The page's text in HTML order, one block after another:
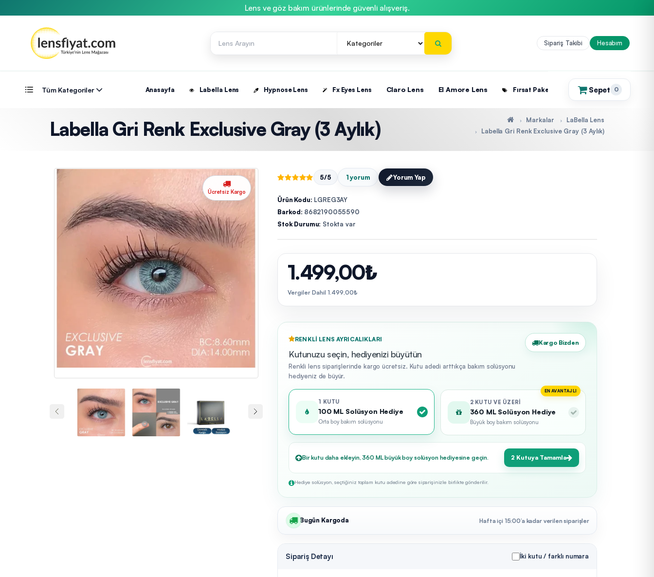
Lens ve göz bakım ürünlerinde güvenli alışveriş.
Sipariş Takibi Hesabım
Tüm Kategoriler Anasayfa Labella Lens Hypnose Lens Fx Eyes Lens Claro Lens El Amore Lens Fırsat Paketleri Sepet 0
(0)
Labella Gri Renk Exclusive Gray (3 Aylık) Markalar
LaBella Lens
Labella Gri Renk Exclusive Gray (3 Aylık)
Ücretsiz Kargo
5/5 1 yorum Yorum Yap
Ürün Kodu: LGREG3AY
Barkod: 8682190055590
Stok Durumu: Stokta var
1.499,00₺
Vergiler Dahil 1.499,00₺
RENKLI LENS AYRICALIKLARI
Kutunuzu seçin, hediyenizi büyütün
Renkli lens siparişlerinde kargo ücretsiz. Kutu adedi arttıkça bakım solüsyonu
hediyeniz de büyür.
Kargo Bizden
1 KUTU
100 ML Solüsyon Hediye
Orta boy bakım solüsyonu
EN AVANTAJLI
2 KUTU VE ÜZERI
360 ML Solüsyon Hediye
Büyük boy bakım solüsyonu
Bir kutu daha ekleyin, 360 ML büyük boy solüsyon hediyesine geçin. 2 Kutuya Tamamla
Hediye solüsyon, seçtiğiniz toplam kutu adedine göre siparişinizle birlikte gönderilir.
Bugün Kargoda Hafta içi 15:00’a kadar verilen siparişler
Sipariş Detayı İki kutu / farklı numara